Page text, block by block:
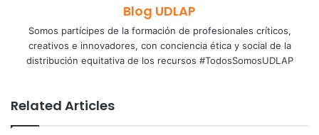
Blog UDLAP
Somos partícipes de la formación de profesionales críticos,
creativos e innovadores, con conciencia ética y social de la
distribución equitativa de los recursos #TodosSomosUDLAP
Related Articles